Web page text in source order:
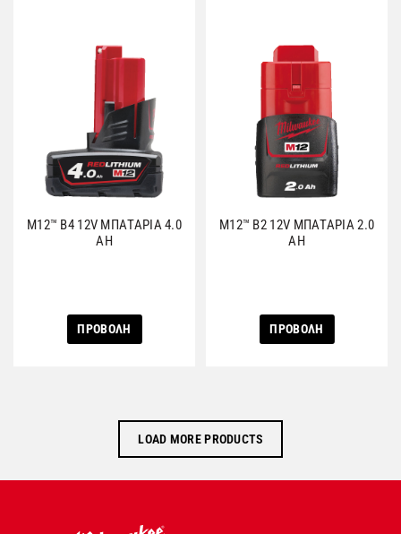
M12™ Β4 12V ΜΠΑΤΑΡΙΑ 4.0
AH
ΠΡΟΒΟΛΗ
M12™ Β2 12V ΜΠΑΤΑΡΙΑ 2.0
AH
ΠΡΟΒΟΛΗ
LOAD MORE PRODUCTS